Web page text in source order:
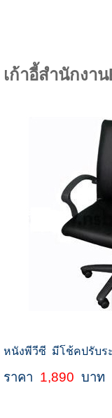
เก้าอี้สำนักงาน
หนังพีวีซี มีโช้คปรับระ
ราคา 1,890 บาท